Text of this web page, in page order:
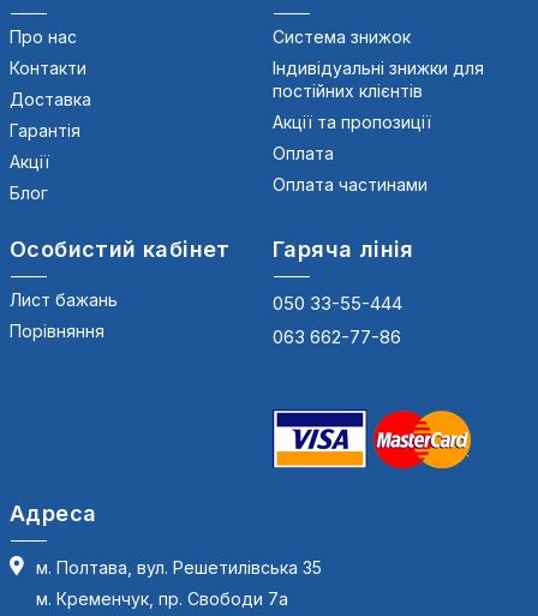
Про нас
Контакти
Доставка
Гарантія
Акції
Блог
Система знижок
Індивідуальні знижки для
постійних клієнтів
Акції та пропозиції
Оплата
Оплата частинами
Особистий кабінет
Лист бажань
Порівняння
Гаряча лінія
050 33-55-444
063 662-77-86
Адреса
м. Полтава, вул. Решетилівська 35
м. Кременчук, пр. Свободи 7а